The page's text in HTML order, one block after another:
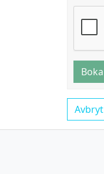
Boka
Avbryt